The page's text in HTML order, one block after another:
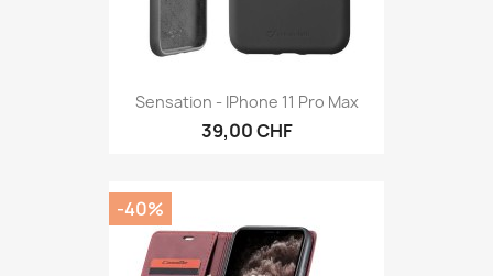
Sensation - IPhone 11 Pro Max
39,00 CHF
-40%